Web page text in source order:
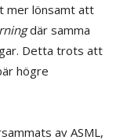
mer lönsamt att
där samma
Detta trots att
högre
av ASML,